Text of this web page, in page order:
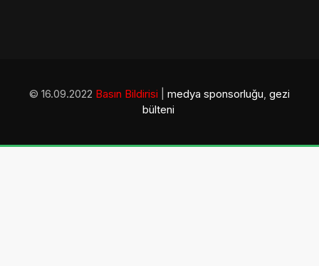
© 16.09.2022 Basın Bildirisi medya sponsorluğu, gezi
bülteni